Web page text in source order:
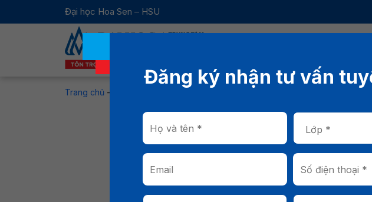
Đại học Hoa Sen – HSU
Trang chủ -
Học Digital
Có phù
Đăng ký nhận tư vấn